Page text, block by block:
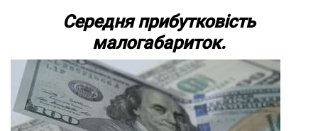
Середня прибутковість
малогабариток.